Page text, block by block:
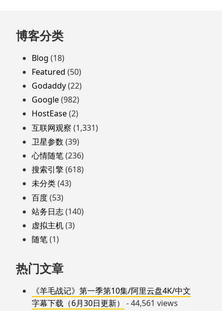
跳
至
页
脚
博客分类
Blog (18)
Featured (50)
Godaddy(22)
Google(982)
HostEase(2)
互联网观察 (1,331)
卫星参数 (39)
心情随笔(236)
搜索引擎(618)
未分类(43)
百度(53)
站务日志(140)
虚拟主机(3)
随笔(1)
热门文章
《羊毛战记》第一季第10集/阿里云盘4K/中文
字幕下载（6月30日更新）
- 44,561 views